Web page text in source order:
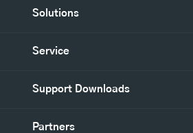
Solutions
Service
Support Downloads
Partners